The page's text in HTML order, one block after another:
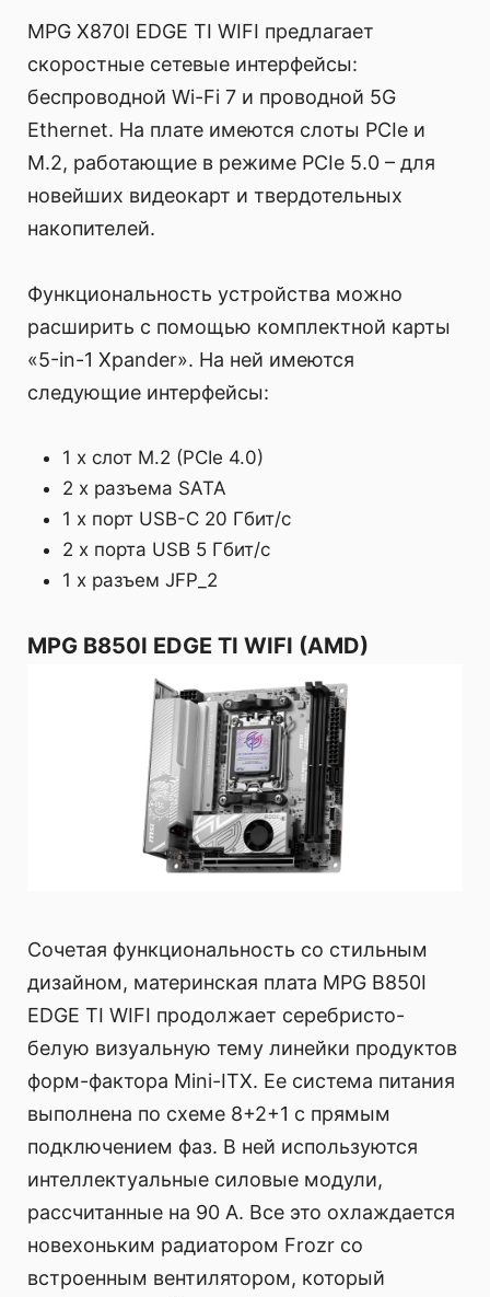
MPG X870I EDGE TI WIFI предлагает
скоростные сетевые интерфейсы:
беспроводной Wi-Fi 7 и проводной 5G
Ethernet. На плате имеются слоты PCIe и
M.2, работающие в режиме PCIe 5.0 – для
новейших видеокарт и твердотельных
накопителей.
Функциональность устройства можно
расширить с помощью комплектной карты
«5-in-1 Xpander». На ней имеются
следующие интерфейсы:
1 x слот M.2 (PCIe 4.0)
2 x разъема SATA
1 x порт USB-C 20 Гбит/с
2 x порта USB 5 Гбит/с
1 x разъем JFP_2
MPG B850I EDGE TI WIFI (AMD)
Сочетая функциональность со стильным
дизайном, материнская плата MPG B850I
EDGE TI WIFI продолжает серебристо-
белую визуальную тему линейки продуктов
форм-фактора Mini-ITX. Ее система питания
выполнена по схеме 8+2+1 с прямым
подключением фаз. В ней используются
интеллектуальные силовые модули,
рассчитанные на 90 А. Все это охлаждается
новехоньким радиатором Frozr со
встроенным вентилятором, который